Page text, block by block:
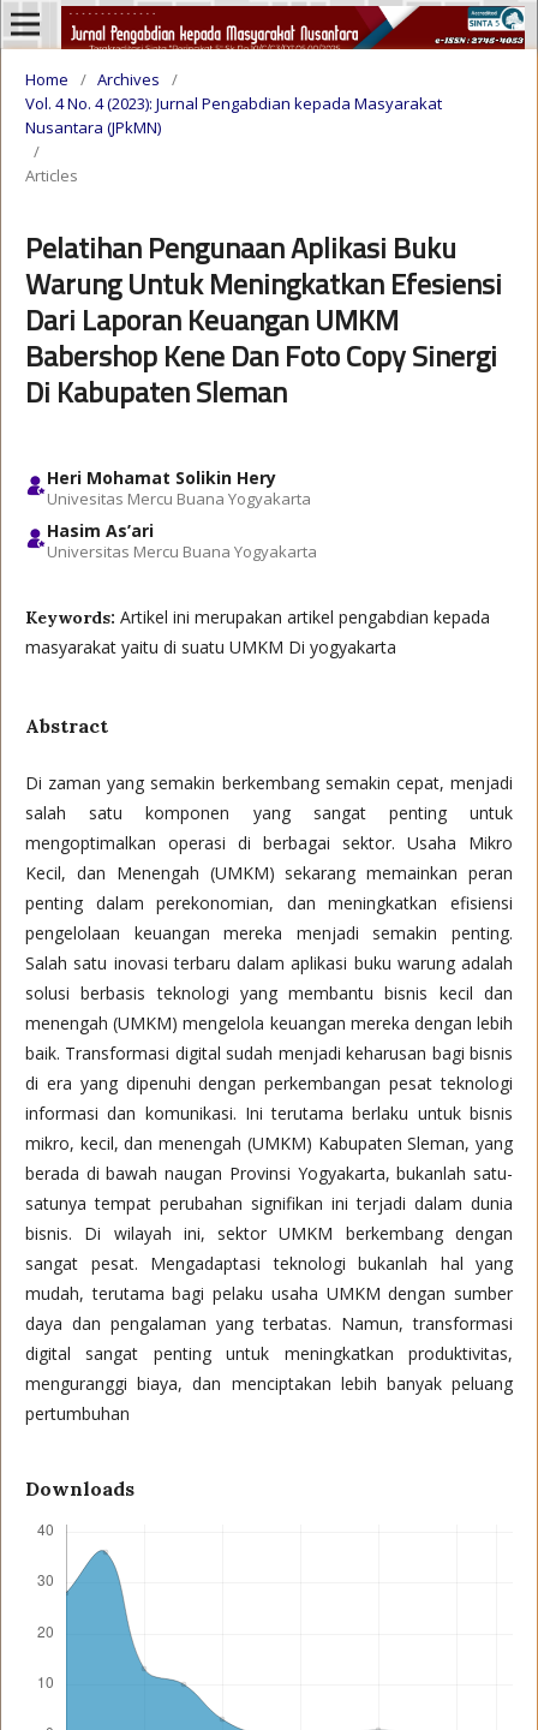
Home / Archives
/
Vol. 4 No. 4 (2023): Jurnal Pengabdian kepada Masyarakat
Nusantara (JPkMN)
/
Articles
Pelatihan Pengunaan Aplikasi Buku
Warung Untuk Meningkatkan Efesiensi
Dari Laporan Keuangan UMKM
Babershop Kene Dan Foto Copy Sinergi
Di Kabupaten Sleman
Heri Mohamat Solikin Hery
Univesitas Mercu Buana Yogyakarta
Hasim As’ari
Universitas Mercu Buana Yogyakarta
Keywords: Artikel ini merupakan artikel pengabdian kepada
masyarakat yaitu di suatu UMKM Di yogyakarta
Abstract
Di zaman yang semakin berkembang semakin cepat, menjadi
salah satu komponen yang sangat penting untuk
mengoptimalkan operasi di berbagai sektor. Usaha Mikro
Kecil, dan Menengah (UMKM) sekarang memainkan peran
penting dalam perekonomian, dan meningkatkan efisiensi
pengelolaan keuangan mereka menjadi semakin penting.
Salah satu inovasi terbaru dalam aplikasi buku warung adalah
solusi berbasis teknologi yang membantu bisnis kecil dan
menengah (UMKM) mengelola keuangan mereka dengan lebih
baik. Transformasi digital sudah menjadi keharusan bagi bisnis
di era yang dipenuhi dengan perkembangan pesat teknologi
informasi dan komunikasi. Ini terutama berlaku untuk bisnis
mikro, kecil, dan menengah (UMKM) Kabupaten Sleman, yang
berada di bawah naugan Provinsi Yogyakarta, bukanlah satu-
satunya tempat perubahan signifikan ini terjadi dalam dunia
bisnis. Di wilayah ini, sektor UMKM berkembang dengan
sangat pesat. Mengadaptasi teknologi bukanlah hal yang
mudah, terutama bagi pelaku usaha UMKM dengan sumber
daya dan pengalaman yang terbatas. Namun, transformasi
digital sangat penting untuk meningkatkan produktivitas,
menguranggi biaya, dan menciptakan lebih banyak peluang
pertumbuhan
Downloads